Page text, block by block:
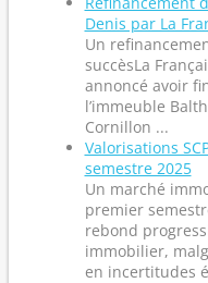
Denis par La
Un
succèsLa
annoncé avoir
l’immeuble
Cornillon ...
Valorisations
semestre 2025
Un marché
premier
rebond
immobilier,
en incertitudes